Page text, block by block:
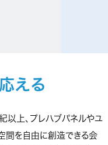
応える
以上、プレハブパネルやユ
間を自由に創造できる会